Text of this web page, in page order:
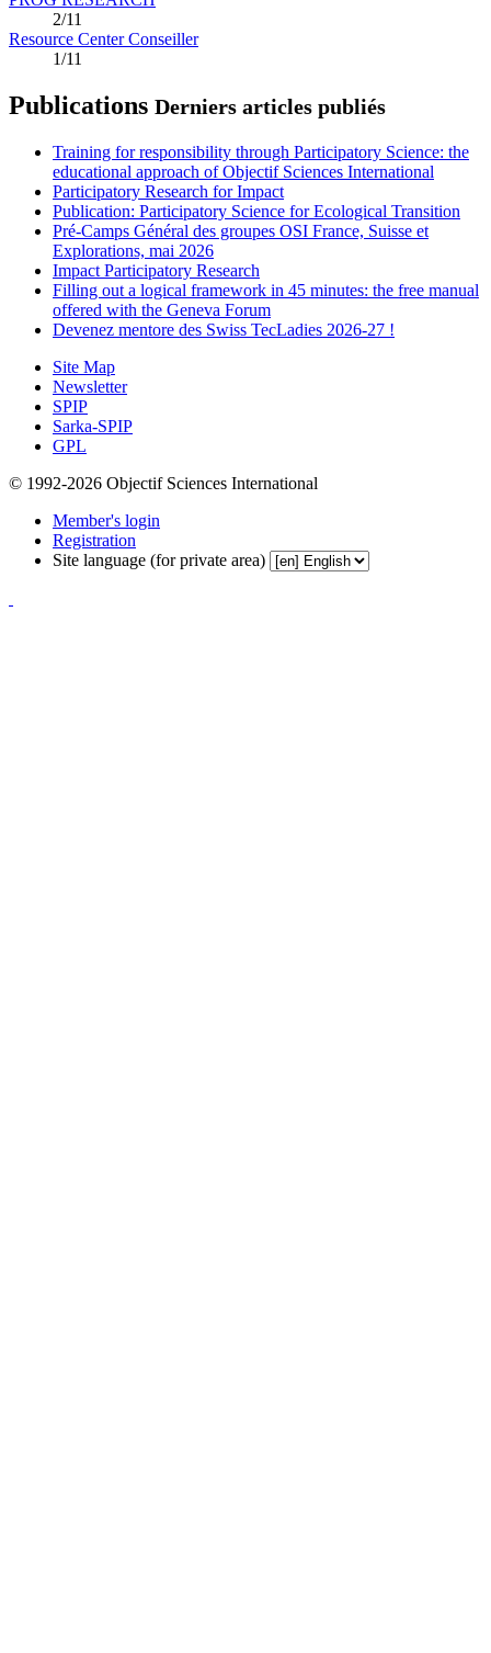
2/11
Resource Center Conseiller
1/11
Publications Derniers articles publiés
Training for responsibility through Participatory Science: the
educational approach of Objectif Sciences International
Participatory Research for Impact
Publication: Participatory Science for Ecological Transition
Pré-Camps Général des groupes OSI France, Suisse et
Explorations, mai 2026
Impact Participatory Research
Filling out a logical framework in 45 minutes: the free manual
offered with the Geneva Forum
Devenez mentore des Swiss TecLadies 2026-27 !
Site Map
Newsletter
SPIP
Sarka-SPIP
GPL
© 1992-2026 Objectif Sciences International
Member's login
Registration
Site language (for private area)